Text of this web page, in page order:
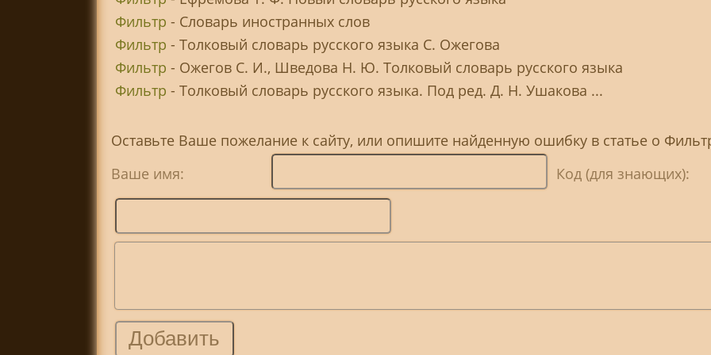
Фильтр - Словарь иностранных слов
Фильтр - Толковый словарь русского языка С. Ожегова
Фильтр - Ожегов С. И., Шведова Н. Ю. Толковый словарь русского языка
Фильтр - Толковый словарь русского языка. Под ред. Д. Н. Ушакова ...
Оставьте Ваше пожелание к сайту, или опишите найденную ошибку в статье о
Ваше имя:
Код (для знающих):